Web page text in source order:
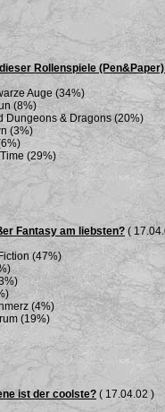
Rollenspiele
Auge (34%)
(8%)
Dungeons & Dragons (20%)
(3%)
(29%)
Fantasy am liebsten? (
(47%)
(4%)
(19%)
ist der coolste? ( 17.04.02 )